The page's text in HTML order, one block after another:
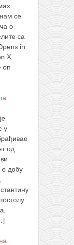
се
о
са
in
X
on
у
од
добу